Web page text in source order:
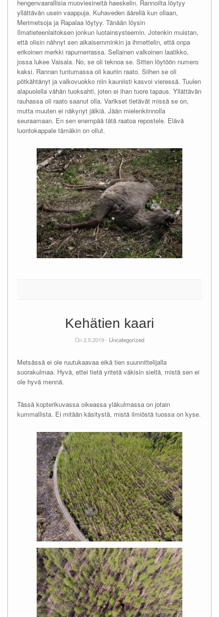
hengenvaarallisia muoviesineitä haeskelin. Rannoilta löytyy
yllättävän usein vaappuja. Kuhaveden äärellä kun ollaan,
Merimetsoja ja Rapalaa löytyy. Tänään löysin
Ilmatieteenlaitoksen jonkun luotainsysteemin. Jotenkin muistan,
että olisin nähnyt sen aikaisemminkin ja ihmettelin, että onpa
erikoinen merkki rapumerrassa. Sellainen valkoinen laatikko,
jossa lukee Vaisala. No, se oli teknoa se. Sitten löytöön numero
kaksi. Rannan tuntumassa oli kauriin raato. Siihen se oli
pötkähtänyt ja valkovuokko niin kauniisti kasvoi vieressä. Tuulen
alapuolella vähän tuoksahti, joten ei ihan tuore tapaus. Yllättävän
rauhassa oli raato saanut olla. Varikset tietävät missä se on,
mutta muuten ei näkynyt jälkiä. Jään mielenkiinnolla
seuraamaan. En sen enempää tätä raatoa repostele. Elävä
luontokappale tämäkin on ollut.
Kehätien kaari
On 2.5.2019 - Uncategorized
Metsässä ei ole ruutukaavaa eikä tien suunnittelijalla
suorakulmaa. Hyvä, ettei tietä yritetä väkisin sieltä, mistä sen ei
ole hyvä mennä.
Tässä kopterikuvassa oikeassa yläkulmassa on jotain
kummallista. Ei mitään käsitystä, mistä ilmiöstä tuossa on kyse.